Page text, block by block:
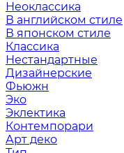
Неоклассика
В английском стиле
В японском стиле
Классика
Нестандартные
Дизайнерские
Фьюжн
Эко
Эклектика
Контемпорари
Арт деко